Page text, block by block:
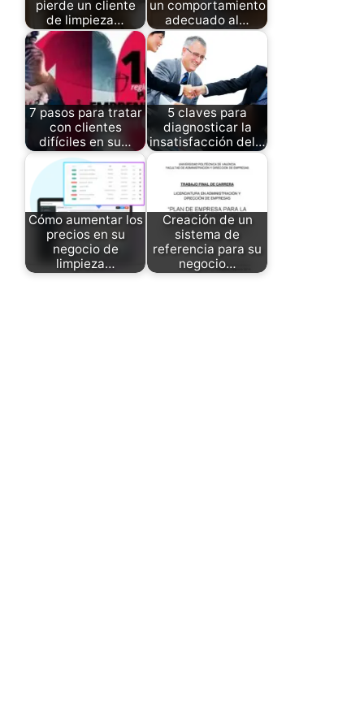
pierde un cliente
de limpieza…
un comportamiento
adecuado al…
7 pasos para tratar
con clientes
difíciles en su…
5 claves para
diagnosticar la
insatisfacción del…
Cómo aumentar los
precios en su
negocio de
limpieza…
Creación de un
sistema de
referencia para su
negocio…